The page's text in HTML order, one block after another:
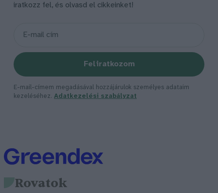
iratkozz fel, és olvasd el cikkeinket!
Feliratkozom
E-mail-címem megadásával hozzájárulok személyes adataim
kezeléséhez. Adatkezelési szabályzat
Rovatok